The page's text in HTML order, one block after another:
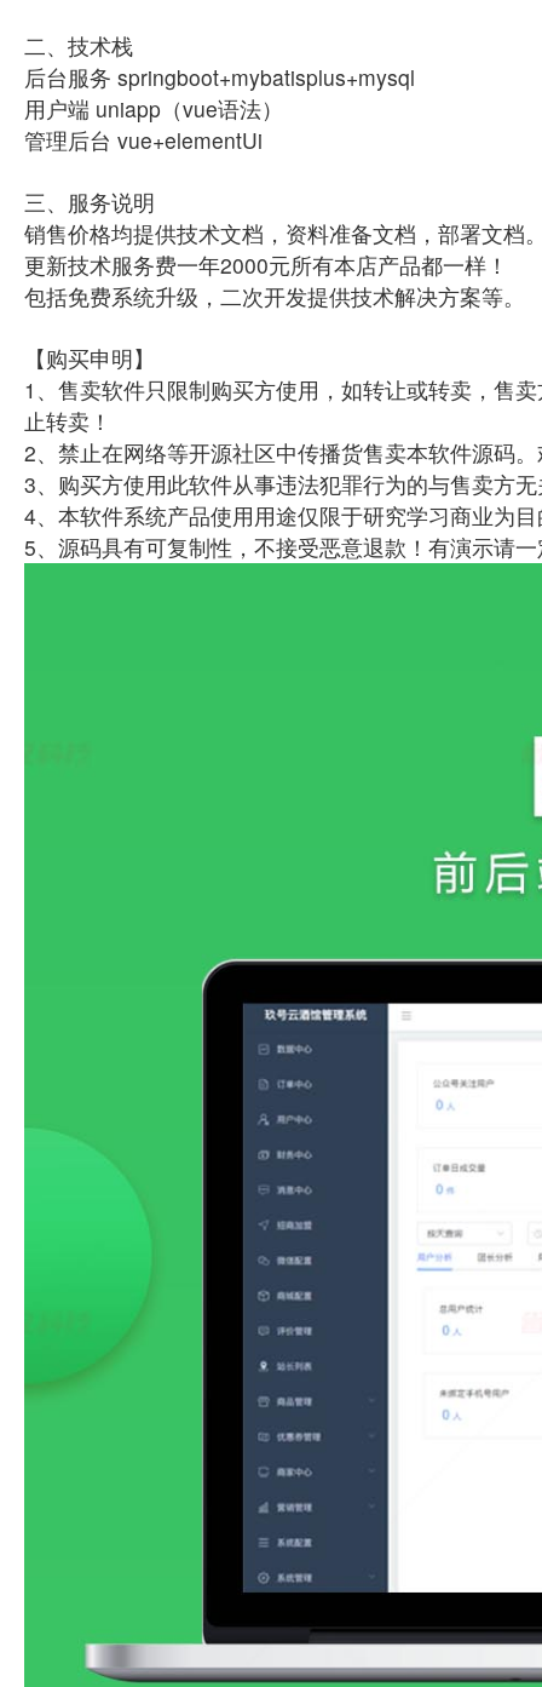
二、技术栈
后台服务 springboot+mybatisplus+mysql
用户端 uniapp（vue语法）
管理后台 vue+elementUi
三、服务说明
销售价格均提供技术文档，资料准备文档，部署文档
更新技术服务费一年2000元所有本店产品都一样！
包括免费系统升级，二次开发提供技术解决方案等。
【购买申明】
1、售卖软件只限制购买方使用，如转让或转卖，售
止转卖！
2、禁止在网络等开源社区中传播货售卖本软件源码
3、购买方使用此软件从事违法犯罪行为的与售卖方
4、本软件系统产品使用用途仅限于研究学习商业为
5、源码具有可复制性，不接受恶意退款！有演示请